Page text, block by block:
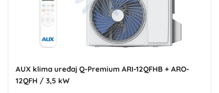
AUX klima uređaj Q-Premium ARI-12QFHB + ARO-
12QFH / 3,5 kW